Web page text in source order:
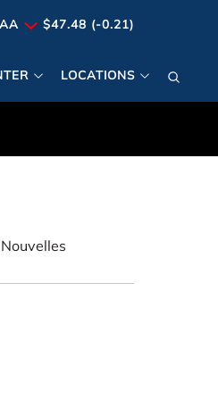
AA $47.48 (-0.21)
LOCATIONS